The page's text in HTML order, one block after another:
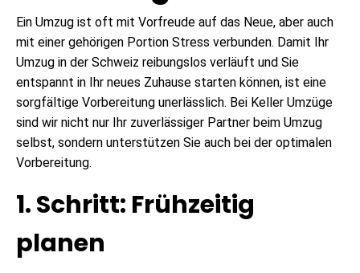
Ein Umzug ist oft mit Vorfreude auf das Neue, aber auch
mit einer gehörigen Portion Stress verbunden. Damit Ihr
Umzug in der Schweiz reibungslos verläuft und Sie
entspannt in Ihr neues Zuhause starten können, ist eine
sorgfältige Vorbereitung unerlässlich. Bei Keller Umzüge
sind wir nicht nur Ihr zuverlässiger Partner beim Umzug
selbst, sondern unterstützen Sie auch bei der optimalen
Vorbereitung.
1. Schritt: Frühzeitig
planen